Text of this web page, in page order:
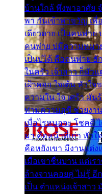
บ้านใกล้ พึ่งพาอาศัย
พา กันเข้าพาขวัญ เพื่
เดียวดาย เป็นคนพ่าย
คนพ่าย บ่มีความหมาย
เป็นบ่ได้ คือคนพ่าย ฮั
ในครัว เจ้าสาว ก็มัวแ
เฝ้าคอย ใจเต้น หัวใจ
ความใน ใจ เศร้า มั
ท่ามความสุขี ช่วยงา
เมื่อไรหนอจะ โชคดี
มา คือหน้าที่เก่า หัวใ
คือหยังเขา มีงานแต่ง
เมื่อเขาชื่นบาน แต่เ
ล้างจานคอยคู่ ไม่รู้ อี
เป็น ตำแหน่งเจ้าสา